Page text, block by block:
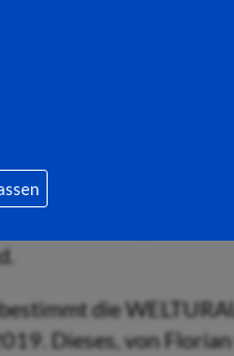
mal er selbst!
und Heiner
von
Mal getroffen, sich
im Jahr darauf hier
mit diesem
die
Dieses, von